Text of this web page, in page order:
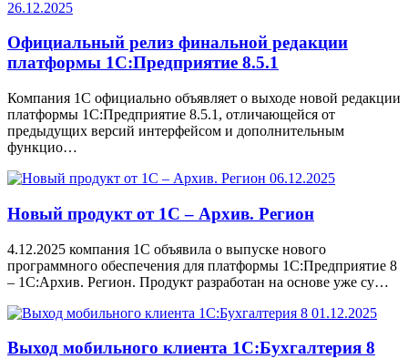
26.12.2025
Официальный релиз финальной редакции
платформы 1С:Предприятие 8.5.1
Компания 1С официально объявляет о выходе новой редакции
платформы 1С:Предприятие 8.5.1, отличающейся от
предыдущих версий интерфейсом и дополнительным
функцио…
06.12.2025
Новый продукт от 1С – Архив. Регион
4.12.2025 компания 1С объявила о выпуске нового
программного обеспечения для платформы 1С:Предприятие 8
– 1С:Архив. Регион. Продукт разработан на основе уже су…
01.12.2025
Выход мобильного клиента 1С:Бухгалтерия 8